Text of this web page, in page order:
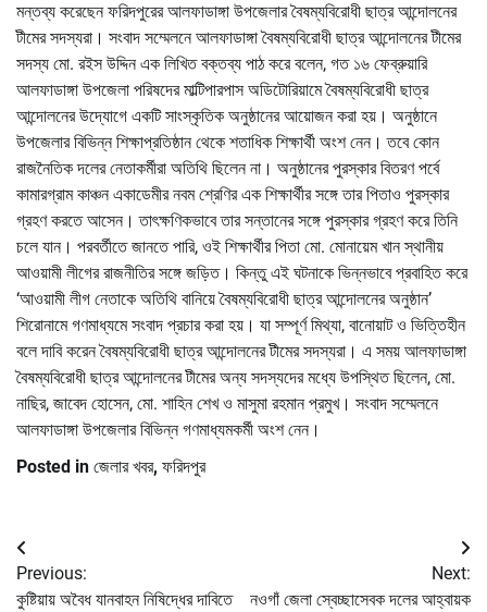
মন্তব্য করেছেন ফরিদপুরের আলফাডাঙ্গা উপজেলার বৈষম্যবিরোধী ছাত্র আন্দোলনের
টীমের সদস্যরা। সংবাদ সম্মেলনে আলফাডাঙ্গা বৈষম্যবিরোধী ছাত্র আন্দোলনের টীমের
সদস্য মো. রইস উদ্দিন এক লিখিত বক্তব্য পাঠ করে বলেন, গত ১৬ ফেব্রুয়ারি
আলফাডাঙ্গা উপজেলা পরিষদের মাল্টিপারপাস অডিটোরিয়ামে বৈষম্যবিরোধী ছাত্র
আন্দোলনের উদ্যোগে একটি সাংস্কৃতিক অনুষ্ঠানের আয়োজন করা হয়। অনুষ্ঠানে
উপজেলার বিভিন্ন শিক্ষাপ্রতিষ্ঠান থেকে শতাধিক শিক্ষার্থী অংশ নেন। তবে কোন
রাজনৈতিক দলের নেতাকর্মীরা অতিথি ছিলেন না। অনুষ্ঠানের পুরস্কার বিতরণ পর্বে
কামারগ্রাম কাঞ্চন একাডেমীর নবম শ্রেণির এক শিক্ষার্থীর সঙ্গে তার পিতাও পুরস্কার
গ্রহণ করতে আসেন। তাৎক্ষণিকভাবে তার সন্তানের সঙ্গে পুরস্কার গ্রহণ করে তিনি
চলে যান। পরবর্তীতে জানতে পারি, ওই শিক্ষার্থীর পিতা মো. মোনায়েম খান স্থানীয়
আওয়ামী লীগের রাজনীতির সঙ্গে জড়িত। কিন্তু এই ঘটনাকে ভিন্নভাবে প্রবাহিত করে
‘আওয়ামী লীগ নেতাকে অতিথি বানিয়ে বৈষম্যবিরোধী ছাত্র আন্দোলনের অনুষ্ঠান’
শিরোনামে গণমাধ্যমে সংবাদ প্রচার করা হয়। যা সম্পূর্ণ মিথ্যা, বানোয়াট ও ভিত্তিহীন
বলে দাবি করেন বৈষম্যবিরোধী ছাত্র আন্দোলনের টীমের সদস্যরা। এ সময় আলফাডাঙ্গা
বৈষম্যবিরোধী ছাত্র আন্দোলনের টীমের অন্য সদস্যদের মধ্যে উপস্থিত ছিলেন, মো.
নাছির, জাবেদ হোসেন, মো. শাহিন শেখ ও মাসুমা রহমান প্রমুখ। সংবাদ সম্মেলনে
আলফাডাঙ্গা উপজেলার বিভিন্ন গণমাধ্যমকর্মী অংশ নেন।
Posted in জেলার খবর, ফরিদপুর
Post
navigation
Previous:
কুষ্টিয়ায় অবৈধ যানবাহন নিষিদ্ধের দাবিতে
Next:
নওগাঁ জেলা স্বেচ্ছাসেবক দলের আহ্বায়ক